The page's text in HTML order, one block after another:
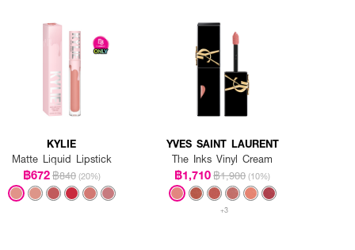
KYLIE
Matte Liquid Lipstick
฿672฿840 (20%)
YVES SAINT LAURENT
The Inks Vinyl Cream
฿1,710฿1,900 (10%)
+3